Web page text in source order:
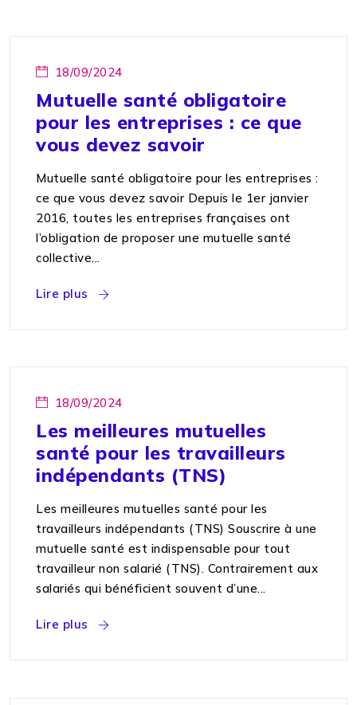
18/09/2024
Mutuelle santé obligatoire
pour les entreprises : ce que
vous devez savoir
Mutuelle santé obligatoire pour les entreprises :
ce que vous devez savoir Depuis le 1er janvier
2016, toutes les entreprises françaises ont
l’obligation de proposer une mutuelle santé
collective...
Lire plus
18/09/2024
Les meilleures mutuelles
santé pour les travailleurs
indépendants (TNS)
Les meilleures mutuelles santé pour les
travailleurs indépendants (TNS) Souscrire à une
mutuelle santé est indispensable pour tout
travailleur non salarié (TNS). Contrairement aux
salariés qui bénéficient souvent d’une...
Lire plus